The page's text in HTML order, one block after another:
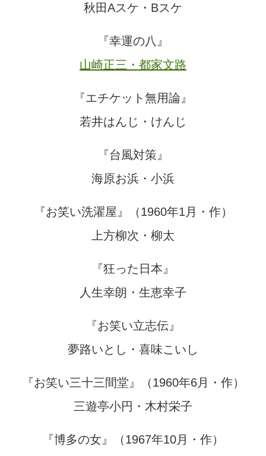
秋田Aスケ・Bスケ
『幸運の八』
山崎正三・都家文路
『エチケット無用論』
若井はんじ・けんじ
『台風対策』
海原お浜・小浜
『お笑い洗濯屋』（1960年1月・作）
上方柳次・柳太
『狂った日本』
人生幸朗・生恵幸子
『お笑い立志伝』
夢路いとし・喜味こいし
『お笑い三十三間堂』（1960年6月・作）
三遊亭小円・木村栄子
『博多の女』（1967年10月・作）